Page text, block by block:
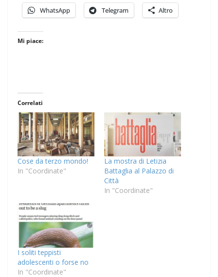
WhatsApp Telegram Altro
Mi piace:
Correlati
Cose da terzo mondo!
In "Coordinate"
La mostra di Letizia
Battaglia al Palazzo di
Città
In "Coordinate"
I soliti teppisti
adolescenti o forse no
In "Coordinate"